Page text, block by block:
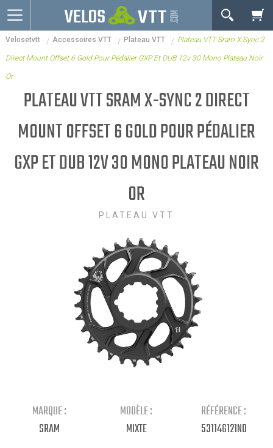
OK
Connexion / inscription
VTT
Vélos urbains & Fitness
Equipements de vélo
Occasions - Reconditionnés
Votre Panier Est Désert
but ! C'est un lieu temporaire où est stockée une
liste de vos produits et où se reflète le prix le plus
récent...
Continuer mes achats
Velosetvtt Accessoires VTT Plateau VTT Plateau VTT Sram X-Sync 2
Direct Mount Offset 6 Gold Pour Pédalier GXP Et DUB 12v 30 Mono Plateau Noir
Or
PLATEAU VTT SRAM X-SYNC 2 DIRECT
MOUNT OFFSET 6 GOLD POUR PÉDALIER
GXP ET DUB 12V 30 MONO PLATEAU NOIR
OR
PLATEAU VTT
MARQUE :
SRAM
MODÈLE :
MIXTE
RÉFÉRENCE :
531146121ND